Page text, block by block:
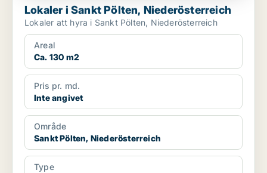
Lokaler i Sankt Pölten, Niederösterreich
Lokaler att hyra i Sankt Pölten, Niederösterreich
Areal
Ca. 130 m2
Pris pr. md.
Inte angivet
Område
Sankt Pölten, Niederösterreich
Type